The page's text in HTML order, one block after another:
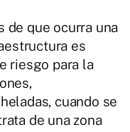
de que ocurra una
es
riesgo para la
cuando se
de una zona